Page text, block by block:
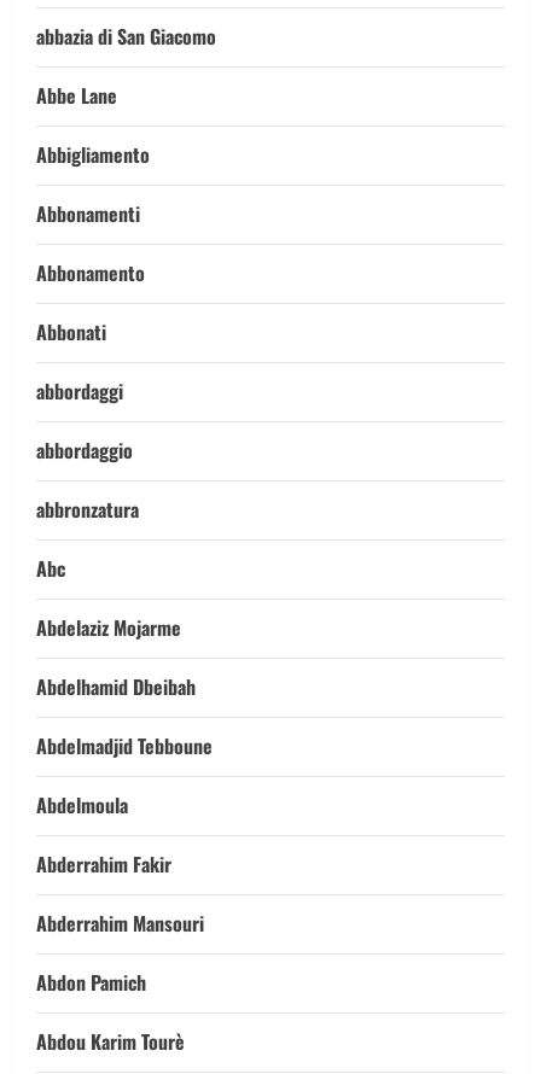
abbazia di San Giacomo
Abbe Lane
Abbigliamento
Abbonamenti
Abbonamento
Abbonati
abbordaggi
abbordaggio
abbronzatura
Abc
Abdelaziz Mojarme
Abdelhamid Dbeibah
Abdelmadjid Tebboune
Abdelmoula
Abderrahim Fakir
Abderrahim Mansouri
Abdon Pamich
Abdou Karim Tourè